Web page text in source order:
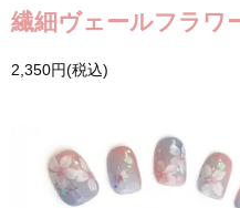
繊細ヴェールフラワ
2,350円(税込)